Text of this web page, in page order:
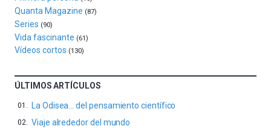
octubre.
La
iniciativa,
organizada
Cátedra…
Quanta Magazine (87)
Series (90)
Vida fascinante (61)
Vídeos cortos (130)
ÚLTIMOS ARTÍCULOS
La Odisea… del pensamiento científico
Viaje alrededor del mundo